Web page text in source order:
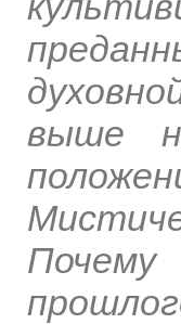
выше